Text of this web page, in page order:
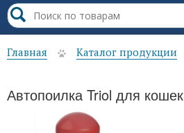
Главная Каталог продукции
Автопоилка Triol для кошек